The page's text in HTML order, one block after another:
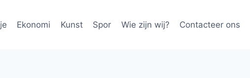
Ekonomi Kunst Spor Wie zijn wij? Contacteer ons